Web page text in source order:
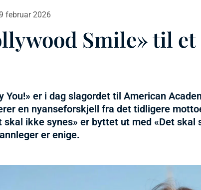
februar 2026
Smile» til
You!» er i dag slagordet til American
en nyanseforskjell fra det tidligere
skal ikke synes» er byttet ut med «Det skal
er enige.